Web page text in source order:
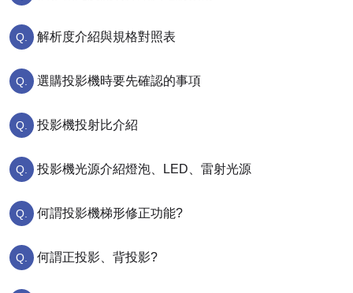
解析度介紹與規格對照表
選購投影機時要先確認的事項
投影機投射比介紹
投影機光源介紹燈泡、LED、雷射光源
何謂投影機梯形修正功能?
何謂正投影、背投影?